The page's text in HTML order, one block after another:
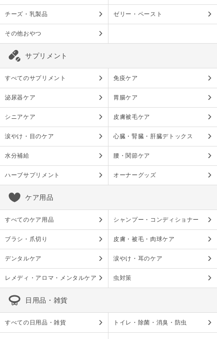
チーズ・乳製品 ゼリー・ペースト
その他おやつ
サプリメント
すべてのサプリメント 免疫ケア
泌尿器ケア 胃腸ケア
シニアケア 皮膚被毛ケア
涙やけ・目のケア 心臓・腎臓・肝臓デトックス
水分補給 腰・関節ケア
ハーブサプリメント オーナーグッズ
ケア用品
すべてのケア用品 シャンプー・コンディショナー
ブラシ・爪切り 皮膚・被毛・肉球ケア
デンタルケア 涙やけ・耳のケア
レメディ・アロマ・メンタルケア 虫対策
日用品・雑貨
すべての日用品・雑貨 トイレ・除菌・消臭・防虫